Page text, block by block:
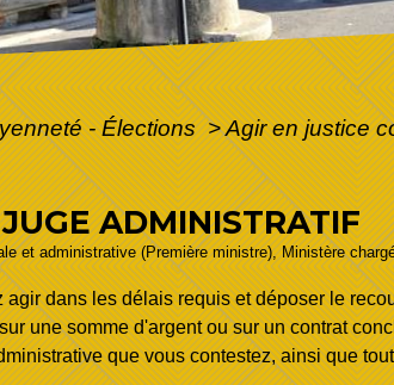
- Élections>Agir en justice
ADMINISTRATIF
et administrative (Première ministre), Ministère
dans les délais requis et déposer le
une somme d'argent ou sur un contrat
que vous contestez, ainsi que